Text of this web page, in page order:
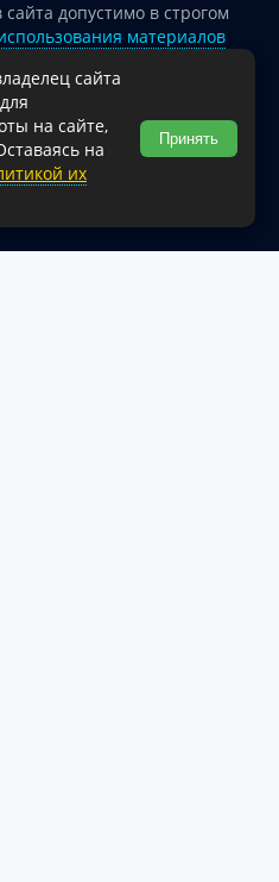
допустимо в строгом
материалов
информации ссылка
обязательна
интернет-портал
муниципального округа.
сайта
для
на сайте,
на
их
Принять